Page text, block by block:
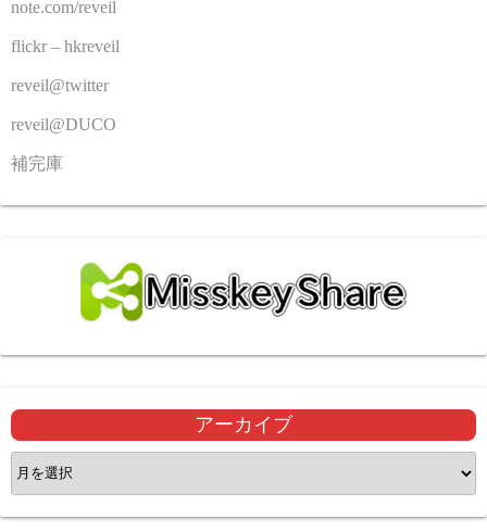
note.com/reveil
flickr – hkreveil
reveil@twitter
reveil@DUCO
補完庫
アーカイブ
ア
ー
カ